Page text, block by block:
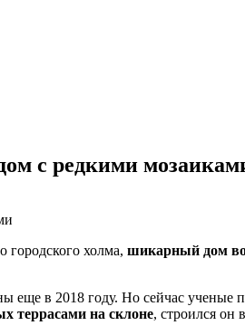
с редкими
городского холма, шикарный дом
еще в 2018 году. Но сейчас
террасами на склоне, строился он